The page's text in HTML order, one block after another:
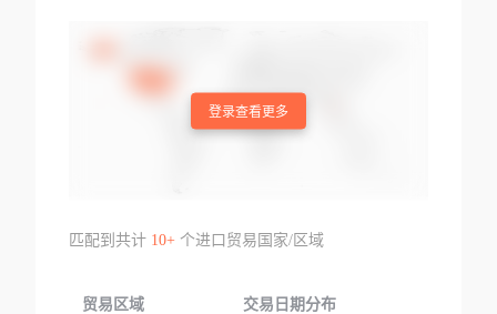
登录查看更多
匹配到共计 10+个进口贸易国家/区域
贸易区域 交易日期分布